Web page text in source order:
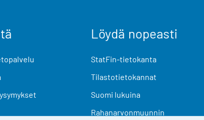
Löydä nopeasti
StatFin-tietokanta
Tilastotietokannat
Suomi lukuina
Rahanarvonmuunnin